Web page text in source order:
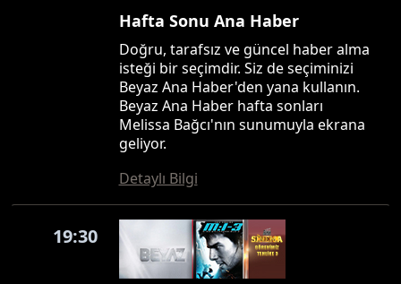
Hafta Sonu Ana Haber
Doğru, tarafsız ve güncel haber alma
isteği bir seçimdir. Siz de seçiminizi
Beyaz Ana Haber'den yana kullanın.
Beyaz Ana Haber hafta sonları
Melissa Bağcı'nın sunumuyla ekrana
geliyor.
Detaylı Bilgi
19:30